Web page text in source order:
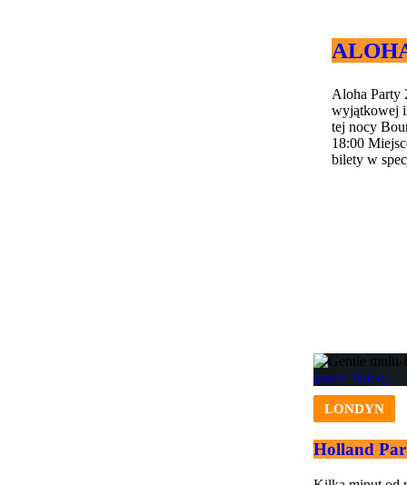
Aloha Party
wyjątkowej
tej nocy
18:00
bilety w
insert_link
LONDYN
Holland